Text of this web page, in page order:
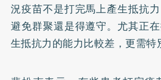
況疫苗不是打完馬上產生抵抗力
避免群聚還是得遵守。尤其正
生抵抗力的能力比較差，更需特